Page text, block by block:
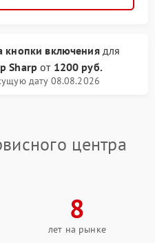
кнопки включениядля
Sharp от 1200 руб.
дату 08.08.2026
центра
8
лет на рынке